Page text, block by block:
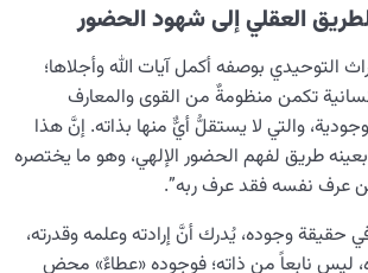
العقلي إلى شهود الحضور
التوحيدي بوصفه أكمل آيات الله وأجلاها؛
تكمن منظومةٌ من القوى والمعارف
والتي لا يستقلُّ أيٌّ منها بذاته. إنَّ هذا
بعينه طريق لفهم الحضور الإلهي، وهو ما يختصره
عرف نفسه فقد عرف ربه”.
حقيقة وجوده، يُدرك أنَّ إرادته وعلمه وقدرته،
ليس نابعاً من ذاته؛ فوجوده «عطاءٌ» محض